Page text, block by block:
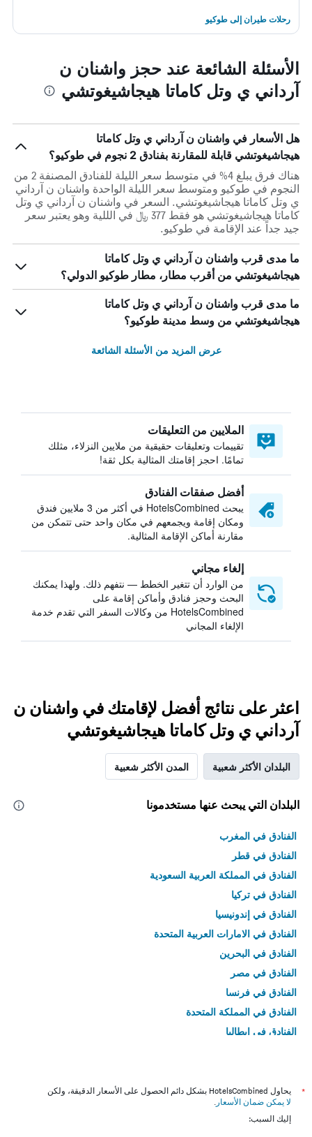
رحلات طيران إلى طوكيو
الأسئلة الشائعة عند حجز واشنان ن
آرداني ي وتل كاماتا هيجاشيغوتشي
هل الأسعار في واشنان ن آرداني ي وتل كاماتا
هيجاشيغوتشي قابلة للمقارنة بفنادق 2 نجوم في طوكيو؟
هناك فرق يبلغ 4% في متوسط ​​سعر الليلة للفنادق المصنفة 2 من
النجوم في طوكيو ومتوسط ​​سعر الليلة الواحدة واشنان ن آرداني
ي وتل كاماتا هيجاشيغوتشي. السعر في واشنان ن آرداني ي وتل
كاماتا هيجاشيغوتشي هو فقط 377 ﷼ في الللية وهو يعتبر سعر
جيد جداً عند الإقامة في طوكيو.
ما مدى قرب واشنان ن آرداني ي وتل كاماتا
هيجاشيغوتشي من أقرب مطار، مطار طوكيو الدولي؟
ما مدى قرب واشنان ن آرداني ي وتل كاماتا
هيجاشيغوتشي من وسط مدينة طوكيو؟
عرض المزيد من الأسئلة الشائعة
الملايين من التعليقات
تقييمات وتعليقات حقيقية من ملايين النزلاء، مثلك
تمامًا. احجز إقامتك المثالية بكل ثقة!
أفضل صفقات الفنادق
يبحث HotelsCombined في أكثر من 3 ملايين فندق
ومكان إقامة ويجمعهم في مكان واحد حتى تتمكن من
مقارنة أماكن الإقامة المثالية.
إلغاء مجاني
من الوارد أن تتغير الخطط — نتفهم ذلك. ولهذا يمكنك
البحث وحجز فنادق وأماكن إقامة على
HotelsCombined من وكالات السفر التي تقدم خدمة
الإلغاء المجاني
اعثر على نتائج أفضل لإقامتك في واشنان ن
آرداني ي وتل كاماتا هيجاشيغوتشي
البلدان الأكثر شعبية المدن الأكثر شعبية
البلدان التي يبحث عنها مستخدمونا
الفنادق في المغرب
الفنادق في قطر
الفنادق في المملكة العربية السعودية
الفنادق في تركيا
الفنادق في إندونيسيا
الفنادق في الامارات العربية المتحدة
الفنادق في البحرين
الفنادق في مصر
الفنادق في فرنسا
الفنادق في المملكة المتحدة
الفنادق في إيطاليا
*
يحاول HotelsCombined بشكل دائم الحصول على الأسعار الدقيقة، ولكن
لا يمكن ضمان الأسعار .
إليك السبب: